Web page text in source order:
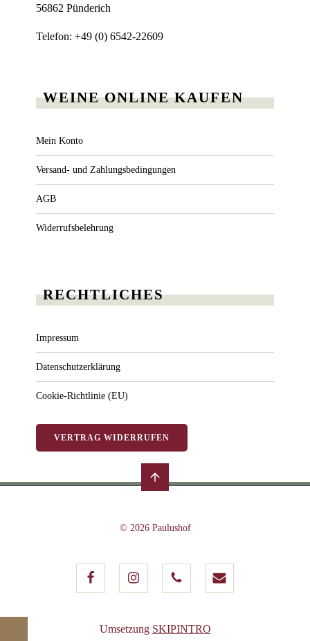
56862 Pünderich
Telefon: +49 (0) 6542-22609
WEINE ONLINE KAUFEN
Mein Konto
Versand- und Zahlungsbedingungen
AGB
Widerrufsbelehrung
RECHTLICHES
Impressum
Datenschutzerklärung
Cookie-Richtlinie (EU)
VERTRAG WIDERRUFEN
© 2026 Paulushof
Umsetzung SKIPINTRO